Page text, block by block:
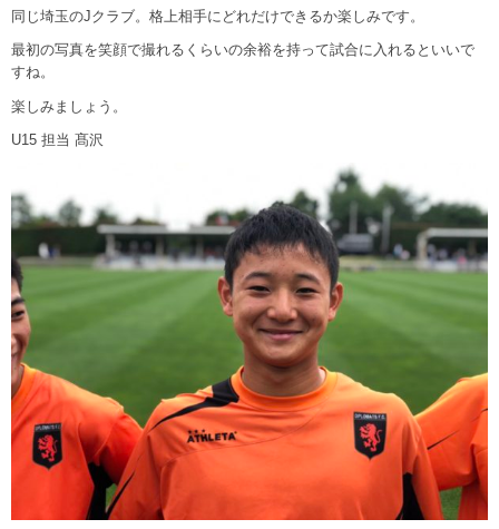
同じ埼玉のJクラブ。格上相手にどれだけできるか楽しみです。
最初の写真を笑顔で撮れるくらいの余裕を持って試合に入れるといいで
すね。
楽しみましょう。
U15 担当 髙沢